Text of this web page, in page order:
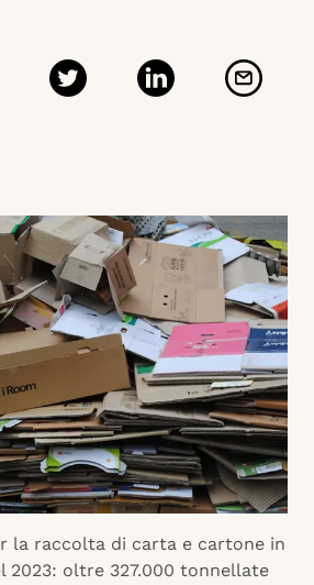
la raccolta di carta e cartone in
2023: oltre 327.000 tonnellate